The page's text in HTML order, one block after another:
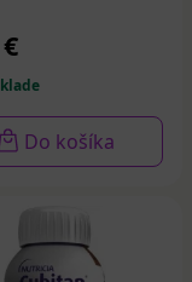
Do košíka